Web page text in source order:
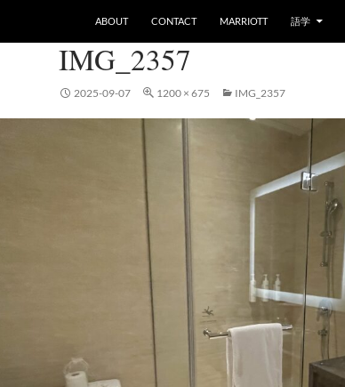
ABOUT CONTACT MARRIOTT 語学
IMG_2357
2025-09-07 1200 × 675 IMG_2357